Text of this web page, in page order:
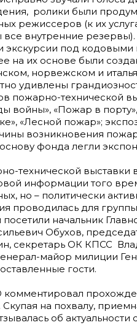
ролики были
режиссеров (к их
внутренние
экскурсии под кодовыми
на их основе были
норвежском и
удивлены
пожарно-технической
войны», «Пожар в
«Лесной пожар»;
возникновения
фонда легли
технической выставки
информации того
но – политически
проводилась для
посетили начальник
Обухов,
секретарь ОК КПСС
майор милиции
гости.
комментировал
на похвалу,
об актуальности